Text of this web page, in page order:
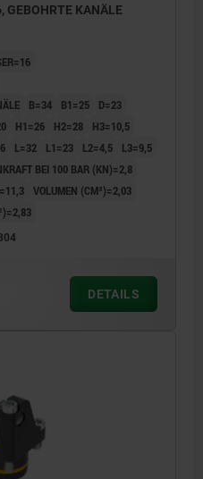
GEBOHRTE KANÄLE
B=34 B1=25
D=23
H1=26 H2=28
H3=10,5
L=32 L1=23 L2=4,5
L3=9,5
BEI 100 BAR (KN)=2,8
VOLUMEN (CM³)=2,03
DETAILS